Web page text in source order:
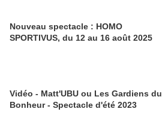
Nouveau spectacle : HOMO
SPORTIVUS, du 12 au 16 août 2025
Vidéo - Matt'UBU ou Les Gardiens du
Bonheur - Spectacle d'été 2023